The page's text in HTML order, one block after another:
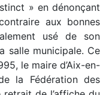
» en dénonçant
aux bonnes
usé de son
salle municipale. Ce
le maire d’Aix-en-
la Fédération des